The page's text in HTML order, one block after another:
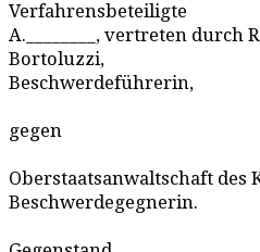
Verfahrensbeteiligte
A.________, vertreten durch
Bortoluzzi,
Beschwerdeführerin,
gegen
Oberstaatsanwaltschaft des
Beschwerdegegnerin.